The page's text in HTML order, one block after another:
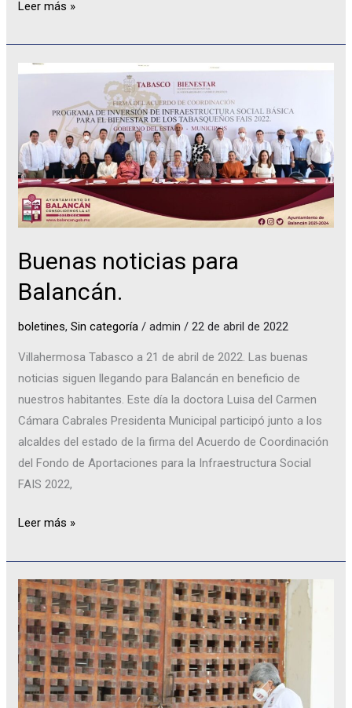
Leer más »
Buenas noticias para
Balancán.
boletines,Sin categoría /admin/22 de abril de 2022
Villahermosa Tabasco a 21 de abril de 2022. Las buenas
noticias siguen llegando para Balancán en beneficio de
nuestros habitantes. Este día la doctora Luisa del Carmen
Cámara Cabrales Presidenta Municipal participó junto a los
alcaldes del estado de la firma del Acuerdo de Coordinación
del Fondo de Aportaciones para la Infraestructura Social
FAIS 2022,
Buenas
Balancán.
Leer más »
Obras
para
el
desarrollo
de
San